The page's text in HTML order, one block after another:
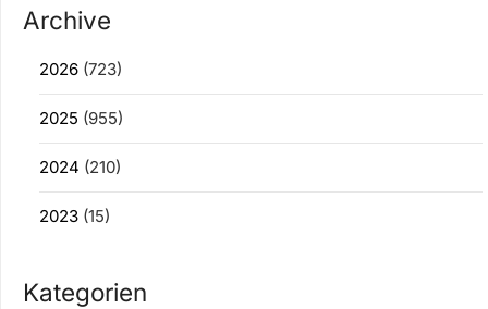
Archive
2026 (723)
2025 (955)
2024 (210)
2023 (15)
Kategorien